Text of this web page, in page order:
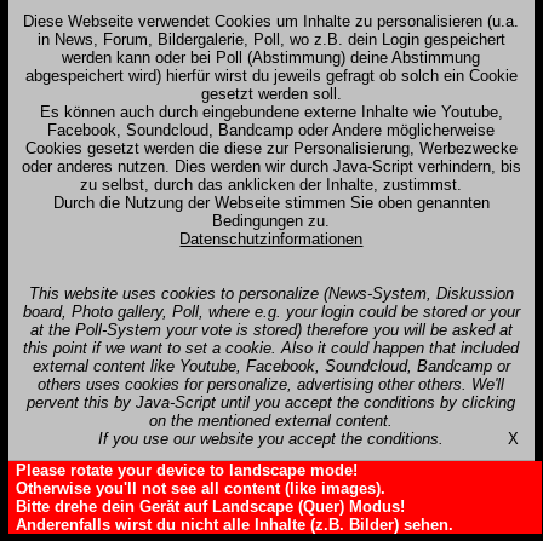
Diese Webseite verwendet Cookies um Inhalte zu personalisieren (u.a.
in News, Forum, Bildergalerie, Poll, wo z.B. dein Login gespeichert
werden kann oder bei Poll (Abstimmung) deine Abstimmung
abgespeichert wird) hierfür wirst du jeweils gefragt ob solch ein Cookie
gesetzt werden soll.
Es können auch durch eingebundene externe Inhalte wie Youtube,
Facebook, Soundcloud, Bandcamp oder Andere möglicherweise
Cookies gesetzt werden die diese zur Personalisierung, Werbezwecke
oder anderes nutzen. Dies werden wir durch Java-Script verhindern, bis
zu selbst, durch das anklicken der Inhalte, zustimmst.
Durch die Nutzung der Webseite stimmen Sie oben genannten
Bedingungen zu.
Datenschutzinformationen
This website uses cookies to personalize (News-System, Diskussion
board, Photo gallery, Poll, where e.g. your login could be stored or your
at the Poll-System your vote is stored) therefore you will be asked at
this point if we want to set a cookie. Also it could happen that included
external content like Youtube, Facebook, Soundcloud, Bandcamp or
others uses cookies for personalize, advertising other others. We'll
pervent this by Java-Script until you accept the conditions by clicking
on the mentioned external content.
If you use our website you accept the conditions.
X
Please rotate your device to landscape mode!
Otherwise you'll not see all content (like images).
Bitte drehe dein Gerät auf Landscape (Quer) Modus!
Anderenfalls wirst du nicht alle Inhalte (z.B. Bilder) sehen.